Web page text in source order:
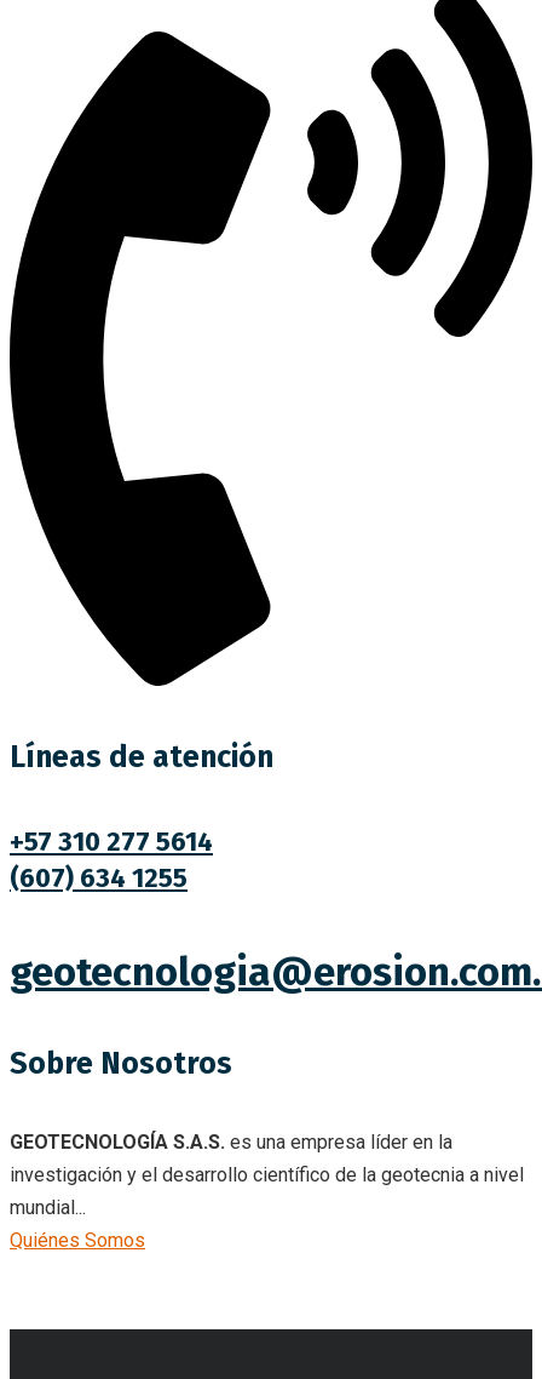
Líneas de atención
+57 310 277 5614
(607) 634 1255
Sobre Nosotros
GEOTECNOLOGÍA S.A.S. es una empresa líder en la
investigación y el desarrollo científico de la geotecnia a nivel
mundial...
Quiénes Somos